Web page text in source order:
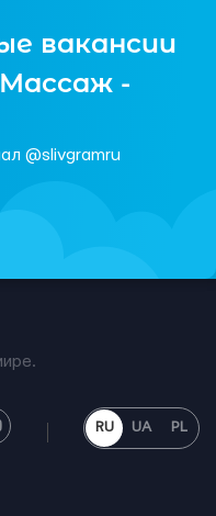
вакансии
-
@slivgramru
RU UA PL